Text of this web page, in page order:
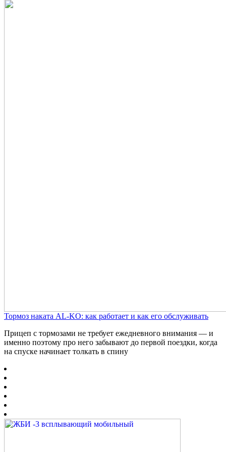
Тормоз наката AL-KO: как работает и как его обслуживать
Прицеп с тормозами не требует ежедневного внимания — и
именно поэтому про него забывают до первой поездки, когда
на спуске начинает толкать в спину